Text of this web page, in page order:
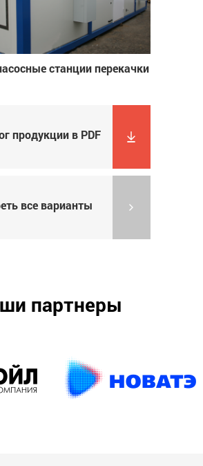
станции перекачки
продукции в PDF
все варианты
партнеры